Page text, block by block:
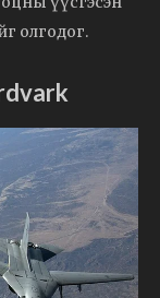
олгодог.